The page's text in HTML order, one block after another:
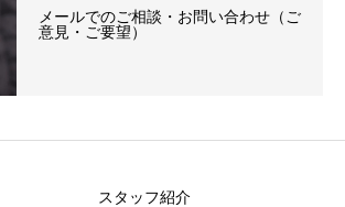
メールでのご相談・お問い合わせ（ご
意見・ご要望）
スタッフ紹介